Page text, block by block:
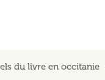
du livre en occitanie